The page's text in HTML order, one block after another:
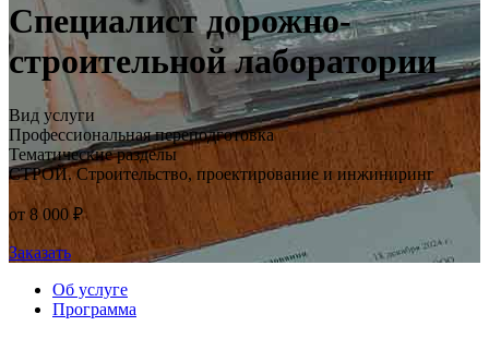
Специалист дорожно-
строительной лаборатории
Вид услуги
Профессиональная переподготовка
Тематические разделы
СТРОЙ. Строительство, проектирование и инжиниринг
от 8 000 ₽
Заказать
Об услуге
Программа